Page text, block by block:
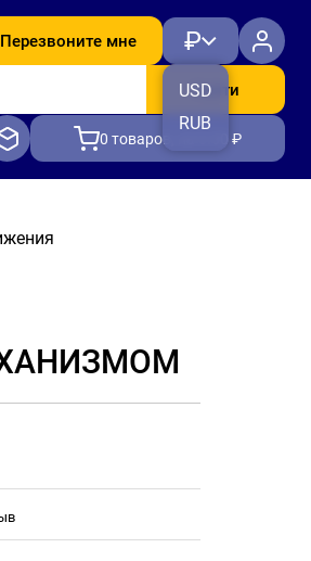
Перезвоните мне ₽
USD
RUB
Найти
0 товаров, на 0.00 ₽